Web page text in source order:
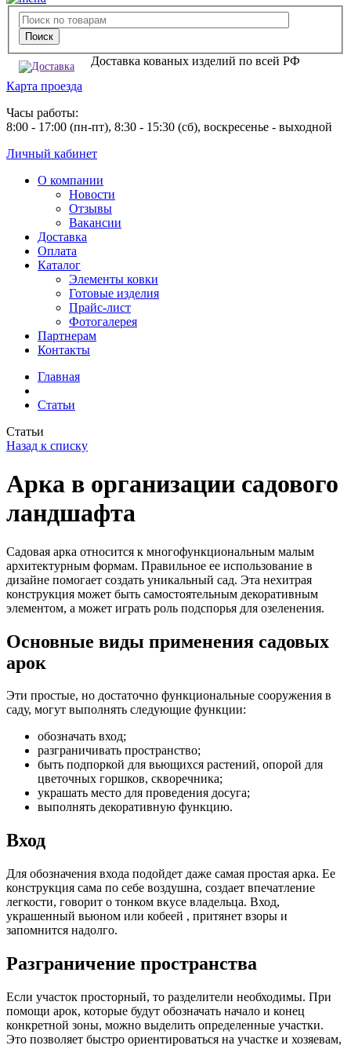
Доставка кованых изделий по всей РФ
Карта проезда
Часы работы:
8:00 - 17:00 (пн-пт), 8:30 - 15:30 (сб), воскресенье - выходной
Личный кабинет
О компании
Новости
Отзывы
Вакансии
Доставка
Оплата
Каталог
Элементы ковки
Готовые изделия
Прайс-лист
Фотогалерея
Партнерам
Контакты
Главная
Статьи
Статьи
Назад к списку
Арка в организации садового
ландшафта
Садовая арка относится к многофункциональным малым
архитектурным формам. Правильное ее использование в
дизайне помогает создать уникальный сад. Эта нехитрая
конструкция может быть самостоятельным декоративным
элементом, а может играть роль подспорья для озеленения.
Основные виды применения садовых
арок
Эти простые, но достаточно функциональные сооружения в
саду, могут выполнять следующие функции:
обозначать вход;
разграничивать пространство;
быть подпоркой для вьющихся растений, опорой для
цветочных горшков, скворечника;
украшать место для проведения досуга;
выполнять декоративную функцию.
Вход
Для обозначения входа подойдет даже самая простая арка. Ее
конструкция сама по себе воздушна, создает впечатление
легкости, говорит о тонком вкусе владельца. Вход,
украшенный вьюном или кобеей , притянет взоры и
запомнится надолго.
Разграничение пространства
Если участок просторный, то разделители необходимы. При
помощи арок, которые будут обозначать начало и конец
конкретной зоны, можно выделить определенные участки.
Это позволяет быстро ориентироваться на участке и хозяевам,